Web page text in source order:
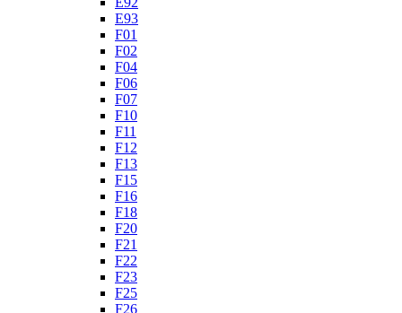
E93
F01
F02
F04
F06
F07
F10
F11
F12
F13
F15
F16
F18
F20
F21
F22
F23
F25
F26